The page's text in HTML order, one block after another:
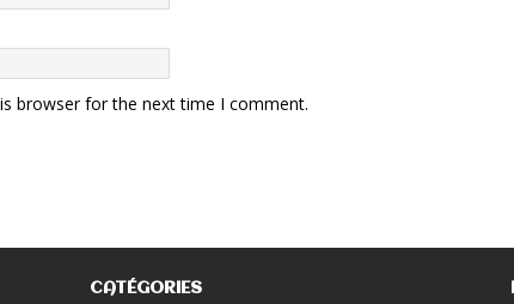
browser for the next time I comment.
CATÉGORIES